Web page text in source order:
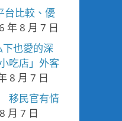
台比較、優
年 8 月 7 日
下也愛的深
吃店」外客
8 月 7 日
移民官有情
月 7 日